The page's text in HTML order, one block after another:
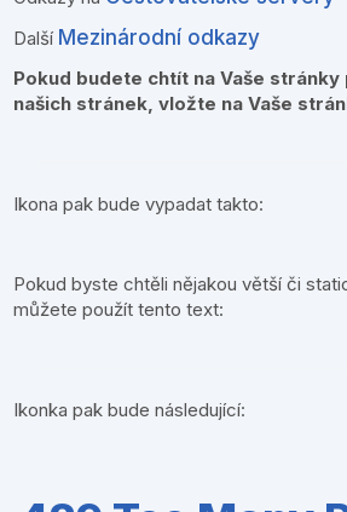
Další Mezinárodní odkazy
Pokud budete chtít na Vaše
našich stránek, vložte na Vaše
Ikona pak bude vypadat takto:
Pokud byste chtěli nějakou větší či
můžete použít tento text:
Ikonka pak bude následující: